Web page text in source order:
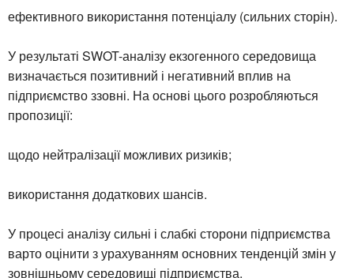
ефективного використання потенціалу (сильних сторін).
У результаті SWOT-аналізу екзогенного середовища
визначається позитивний і негативний вплив на
підприємство ззовні. На основі цього розробляються
пропозиції:
щодо нейтралізації можливих ризиків;
використання додаткових шансів.
У процесі аналізу сильні і слабкі сторони підприємства
варто оцінити з урахуванням основних тенденцій змін у
зовнішньому середовищі підприємства.